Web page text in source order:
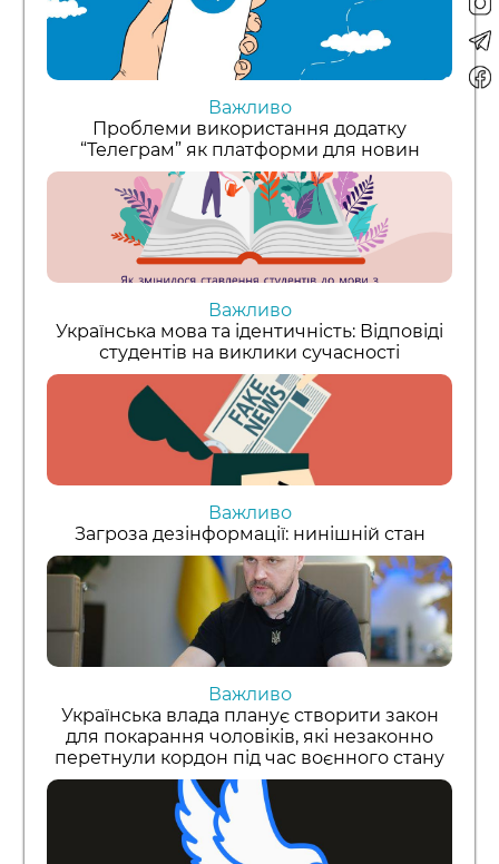
Важливо
Проблеми використання додатку
“Телеграм” як платформи для новин
Важливо
Українська мова та ідентичність: Відповіді
студентів на виклики сучасності
Важливо
Загроза дезінформації: нинішній стан
Важливо
Українська влада планує створити закон
для покарання чоловіків, які незаконно
перетнули кордон під час воєнного стану